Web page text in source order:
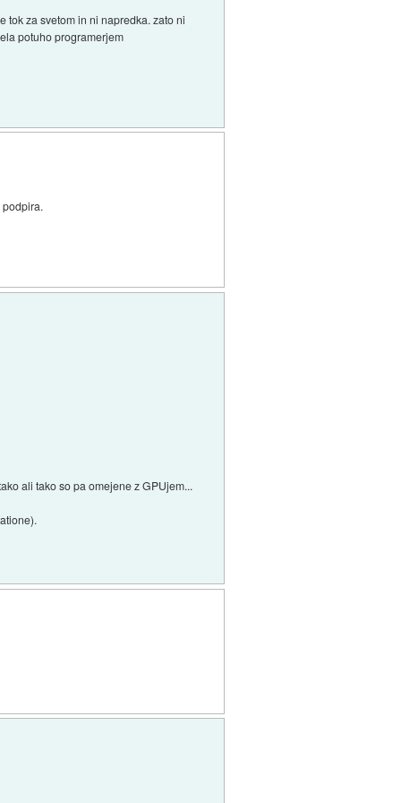
za svetom in ni napredka. zato ni
potuho programerjem
ali tako so pa omejene z GPUjem...